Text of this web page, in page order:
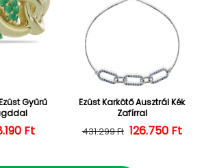
Gyűrű
ár ár
Ft
Ezüst Karkötő Ausztrál Kék
Zafírral
Normál ár
431.299 Ft 126.750 Ft